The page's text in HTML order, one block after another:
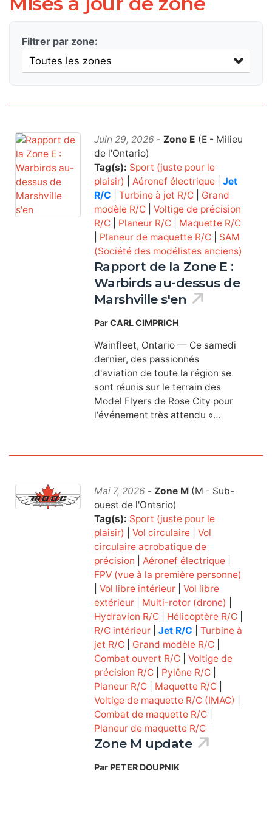
Filtrer par zone:
Juin 29, 2026 - Zone E (E - Milieu
de l'Ontario)
Tag(s): Sport (juste pour le
plaisir)
Aéronef électrique| Jet
R/C
Turbine à jet R/C| Grand
modèle R/C| Voltige de précision
R/C| Planeur R/C| Maquette R/C
Planeur de maquette R/C| SAM
(Société des modélistes anciens)
Rapport de la Zone E :
Warbirds au-dessus de
Marshville s'en
Par CARL CIMPRICH
Wainfleet, Ontario — Ce samedi
dernier, des passionnés
d'aviation de toute la région se
sont réunis sur le terrain des
Model Flyers de Rose City pour
l'événement très attendu «…
Mai 7, 2026 - Zone M(M - Sub-
ouest de l'Ontario)
Tag(s): Sport (juste pour le
plaisir)
Vol circulaire| Vol
circulaire acrobatique de
précision
Aéronef électrique|
FPV (vue à la première personne)
Vol libre intérieur| Vol libre
extérieur| Multi-rotor (drone)
Hydravion R/C| Hélicoptère R/C|
R/C intérieur| Jet R/C
Turbine à
jet R/C| Grand modèle R/C|
Combat ouvert R/C| Voltige de
précision R/C| Pylône R/C|
Planeur R/C| Maquette R/C|
Voltige de maquette R/C (IMAC)
Combat de maquette R/C|
Planeur de maquette R/C
Zone M update
Par PETER DOUPNIK